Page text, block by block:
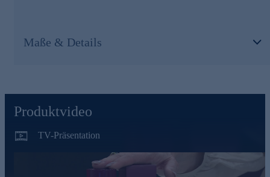
Maße & Details
Produktvideo
TV-Präsentation